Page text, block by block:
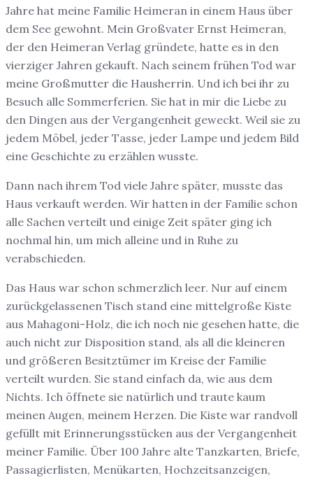
Jahre hat meine Familie Heimeran in einem Haus über
dem See gewohnt. Mein Großvater Ernst Heimeran,
der den Heimeran Verlag gründete, hatte es in den
vierziger Jahren gekauft. Nach seinem frühen Tod war
meine Großmutter die Hausherrin. Und ich bei ihr zu
Besuch alle Sommerferien. Sie hat in mir die Liebe zu
den Dingen aus der Vergangenheit geweckt. Weil sie zu
jedem Möbel, jeder Tasse, jeder Lampe und jedem Bild
eine Geschichte zu erzählen wusste.
Dann nach ihrem Tod viele Jahre später, musste das
Haus verkauft werden. Wir hatten in der Familie schon
alle Sachen verteilt und einige Zeit später ging ich
nochmal hin, um mich alleine und in Ruhe zu
verabschieden.
Das Haus war schon schmerzlich leer. Nur auf einem
zurückgelassenen Tisch stand eine mittelgroße Kiste
aus Mahagoni-Holz, die ich noch nie gesehen hatte, die
auch nicht zur Disposition stand, als all die kleineren
und größeren Besitztümer im Kreise der Familie
verteilt wurden. Sie stand einfach da, wie aus dem
Nichts. Ich öffnete sie natürlich und traute kaum
meinen Augen, meinem Herzen. Die Kiste war randvoll
gefüllt mit Erinnerungsstücken aus der Vergangenheit
meiner Familie. Über 100 Jahre alte Tanzkarten, Briefe,
Passagierlisten, Menükarten, Hochzeitsanzeigen,